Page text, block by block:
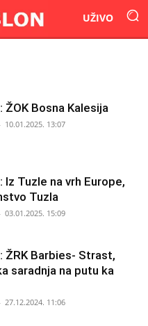
UŽIVO
Bosna Kalesija
- 10.01.2025. 13:07
Tuzle na vrh Europe,
Tuzla
- 03.01.2025. 15:09
ŽRK Barbies- Strast,
saradnja na putu ka
- 27.12.2024. 11:06